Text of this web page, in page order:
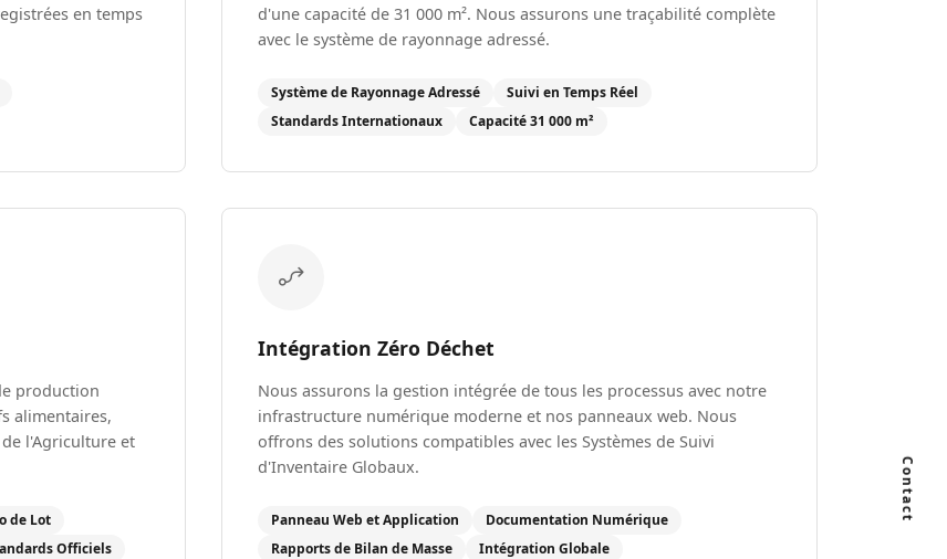
Contact
en temps
d'une capacité de 31 000 m². Nous assurons une traçabilité complète
avec le système de rayonnage adressé.
Système de Rayonnage Adressé
Suivi en Temps Réel
Standards Internationaux
Capacité 31 000 m²
production
alimentaires,
l'Agriculture et
de Lot
Officiels
Intégration Zéro Déchet
Nous assurons la gestion intégrée de tous les processus avec notre
infrastructure numérique moderne et nos panneaux web. Nous
offrons des solutions compatibles avec les Systèmes de Suivi
d'Inventaire Globaux.
Panneau Web et Application
Documentation Numérique
Rapports de Bilan de Masse
Intégration Globale